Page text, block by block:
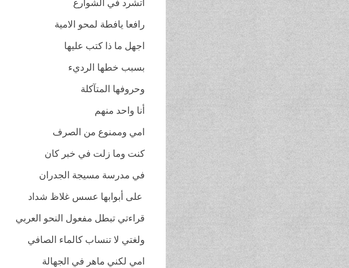
أتشرد في الشوارع
رافعا يافطة لمحو الامية
اجهل ما ذا كتب عليها
بسبب خطها الرديء
وحروفها المتآكلة
أنا واحد منهم
امي وممنوع من الصرف
كنت وما زلت في خبر كان
في مدرسة مسيجة الجدران
على أبوابها عسس غلاظ شداد
قراءتي تبطل مفعول النحو العربي
ولغتي لا تنساب كالماء الصافي
امي لكني ماهر في الجهالة